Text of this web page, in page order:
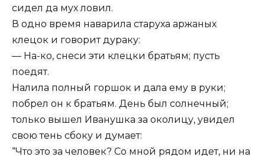
сидел да мух ловил.
В одно время наварила старуха аржаных
клецок и говорит дураку:
— На-ко, снеси эти клецки братьям; пусть
поедят.
Налила полный горшок и дала ему в руки;
побрел он к братьям. День был солнечный;
только вышел Иванушка за околицу, увидел
свою тень сбоку и думает:
“Что это за человек? Со мной рядом идет, ни на